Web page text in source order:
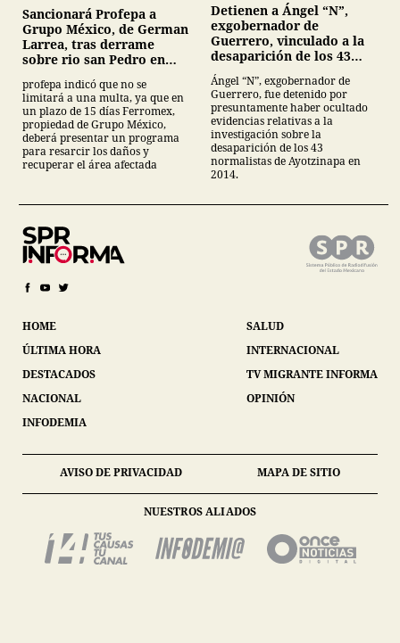
Sancionará Profepa a
Grupo México, de German
Larrea, tras derrame
sobre rio san Pedro en
profepa indicó que no se
limitará a una multa, ya que en
un plazo de 15 días Ferromex,
propiedad de Grupo México,
deberá presentar un programa
para resarcir los daños y
recuperar el área afectada
Detienen a Ángel “N”,
exgobernador de
Guerrero, vinculado a la
desaparición de los 43
normalistas de
Ayotzinapa
Ángel “N”, exgobernador de
Guerrero, fue detenido por
presuntamente haber ocultado
evidencias relativas a la
investigación sobre la
desaparición de los 43
normalistas de Ayotzinapa en
2014.
HOME
ÚLTIMA HORA
DESTACADOS
NACIONAL
INFODEMIA
SALUD
INTERNACIONAL
TV MIGRANTE INFORMA
OPINIÓN
AVISO DE PRIVACIDAD MAPA DE SITIO
NUESTROS ALIADOS